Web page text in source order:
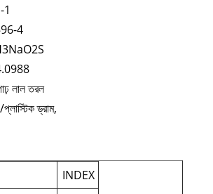
1
4
লাল তরল
ড্রাম,
INDEX